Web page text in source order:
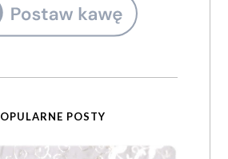
POSTY